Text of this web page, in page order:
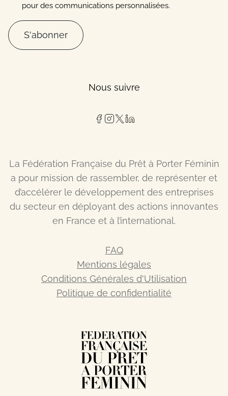
pour des communications personnalisées.
S'abonner
Nous suivre
La Fédération Française du Prêt à Porter Féminin
a pour mission de rassembler, de représenter et
d’accélérer le développement des entreprises
du secteur en déployant des actions innovantes
en France et à l’international.
FAQ
Mentions légales
Conditions Générales d'Utilisation
Politique de confidentialité